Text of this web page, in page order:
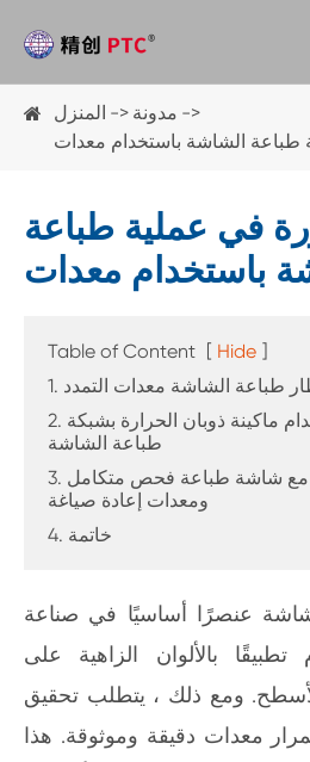
المنزل
مدونة
في عملية طباعة
Table of Content [ Hide ]
إطار طباعة الشاشة معدات التمدد
2. تعزيز الكفاءة باستخدام ماكينة ذوبان الحرارة بشبكة
طباعة الشاشة
3. ضمان الجودة مع شاشة طباعة فحص متكامل
ومعدات إعادة صياغة
4. خاتمة
عنصرًا أساسيًا في صناعة
بالألوان الزاهية على
ومع ذلك ، يتطلب تحقيق
معدات دقيقة وموثوقة. هذا